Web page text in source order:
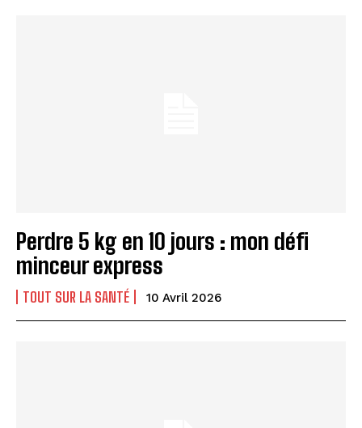
Perdre 5 kg en 10 jours : mon défi
minceur express
TOUT SUR LA SANTÉ 10 Avril 2026